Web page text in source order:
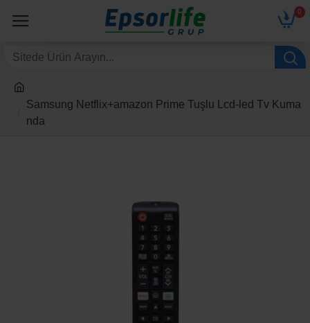
0
Samsung Netflix+amazon Prime Tuşlu Lcd-led Tv Kuma
nda